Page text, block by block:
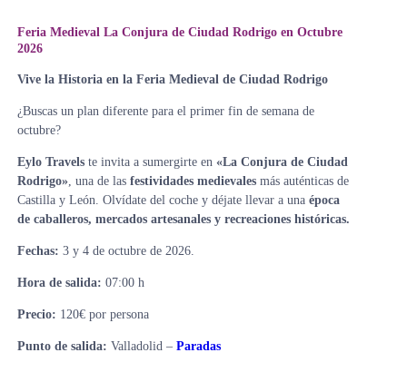
Feria Medieval La Conjura de Ciudad Rodrigo en Octubre
2026
Vive la Historia en la Feria Medieval de Ciudad Rodrigo
¿Buscas un plan diferente para el primer fin de semana de
octubre?
Eylo Travelste invita a sumergirte en «La Conjura de Ciudad
Rodrigo», una de las festividades medievalesmás auténticas de
Castilla y León. Olvídate del coche y déjate llevar a una época
de caballeros, mercados artesanales y recreaciones históricas.
Fechas: 3 y 4 de octubre de 2026.
Hora de salida: 07:00 h
Precio: 120€ por persona
Punto de salida: Valladolid – Paradas